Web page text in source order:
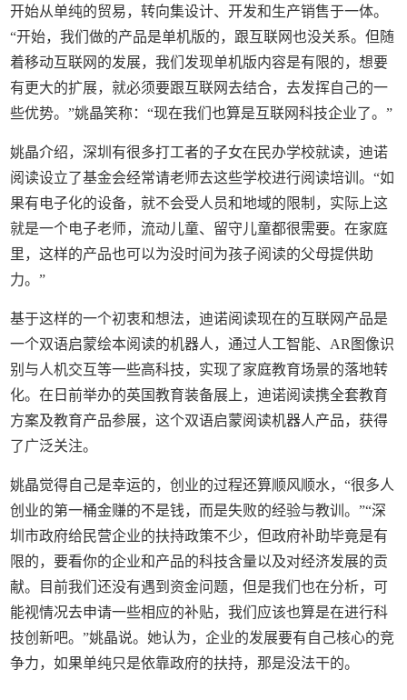
开始从单纯的贸易，转向集设计、开发和生产销售于一体。
“开始，我们做的产品是单机版的，跟互联网也没关系。但随
着移动互联网的发展，我们发现单机版内容是有限的，想要
有更大的扩展，就必须要跟互联网去结合，去发挥自己的一
些优势。”姚晶笑称：“现在我们也算是互联网科技企业了。”
姚晶介绍，深圳有很多打工者的子女在民办学校就读，迪诺
阅读设立了基金会经常请老师去这些学校进行阅读培训。“如
果有电子化的设备，就不会受人员和地域的限制，实际上这
就是一个电子老师，流动儿童、留守儿童都很需要。在家庭
里，这样的产品也可以为没时间为孩子阅读的父母提供助
力。”
基于这样的一个初衷和想法，迪诺阅读现在的互联网产品是
一个双语启蒙绘本阅读的机器人，通过人工智能、AR图像识
别与人机交互等一些高科技，实现了家庭教育场景的落地转
化。在日前举办的英国教育装备展上，迪诺阅读携全套教育
方案及教育产品参展，这个双语启蒙阅读机器人产品，获得
了广泛关注。
姚晶觉得自己是幸运的，创业的过程还算顺风顺水，“很多人
创业的第一桶金赚的不是钱，而是失败的经验与教训。”“深
圳市政府给民营企业的扶持政策不少，但政府补助毕竟是有
限的，要看你的企业和产品的科技含量以及对经济发展的贡
献。目前我们还没有遇到资金问题，但是我们也在分析，可
能视情况去申请一些相应的补贴，我们应该也算是在进行科
技创新吧。”姚晶说。她认为，企业的发展要有自己核心的竞
争力，如果单纯只是依靠政府的扶持，那是没法干的。